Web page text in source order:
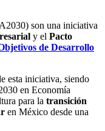
son una iniciativa
y el Pacto
de Desarrollo
esta iniciativa, siendo
en Economía
para la transición
en México desde una